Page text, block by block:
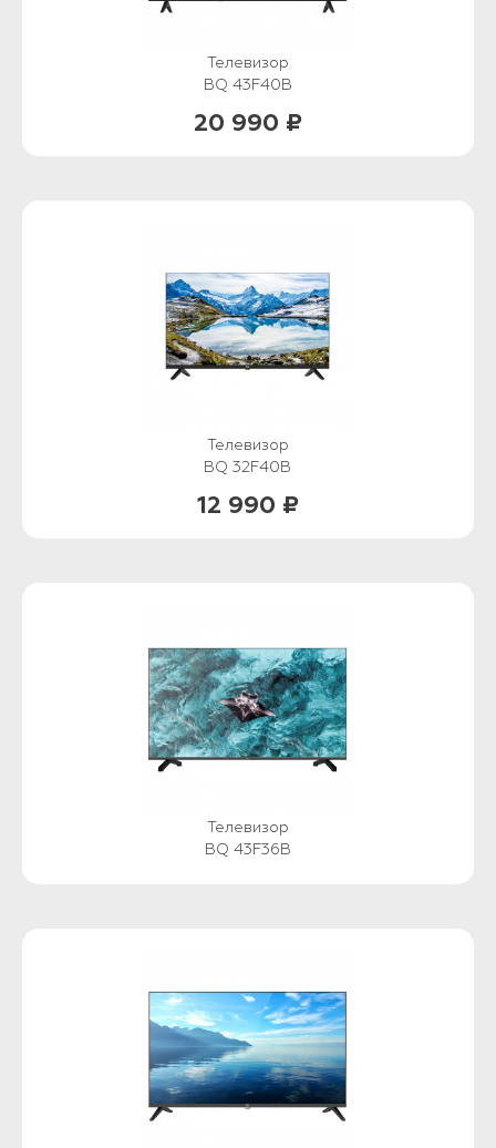
Телевизор
BQ 43F40B
20 990 ₽
Телевизор
BQ 32F40B
12 990 ₽
Телевизор
BQ 43F36B